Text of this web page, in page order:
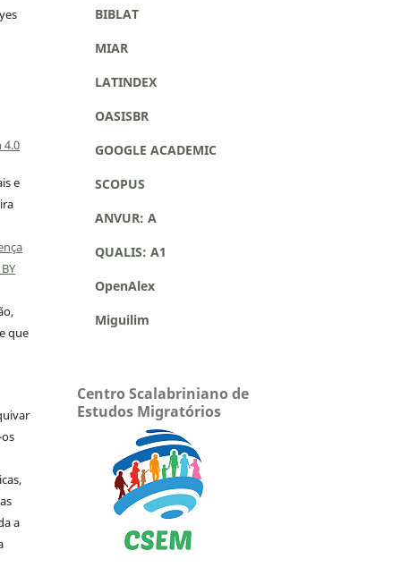
4.0
e
que
a
BIBLAT
MIAR
LATINDEX
OASISBR
GOOGLE ACADEMIC
SCOPUS
ANVUR: A
QUALIS: A1
OpenAlex
Miguilim
Centro Scalabriniano de
Estudos Migratórios